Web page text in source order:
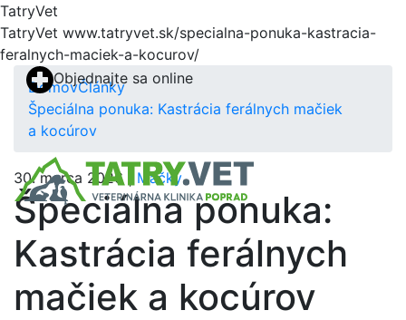
TatryVet
TatryVet www.tatryvet.sk/specialna-ponuka-kastracia-
feralnych-maciek-a-kocurov/
Objednajte sa online
DomovČlánky
Špeciálna ponuka: Kastrácia ferálnych mačiek
a kocúrov
30. marca 2026 | Mačky
Špeciálna ponuka:
Kastrácia ferálnych
mačiek a kocúrov